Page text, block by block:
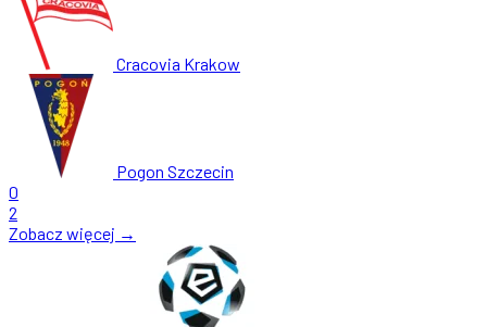
Cracovia Krakow
Pogon Szczecin
0
2
Zobacz więcej →